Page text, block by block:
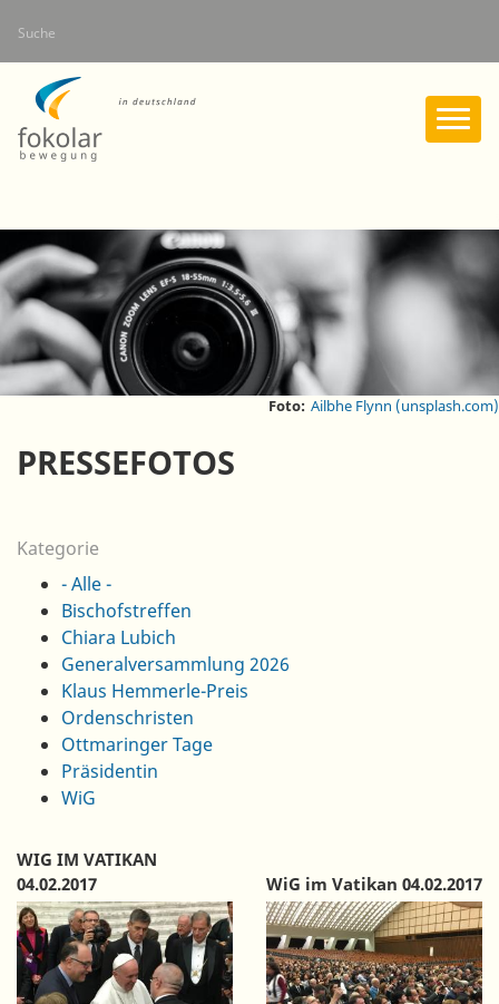
Inhalt
Suche
Foto: Ailbhe Flynn (unsplash.com)
PRESSEFOTOS
Kategorie
- Alle -
Bischofstreffen
Chiara Lubich
Generalversammlung 2026
Klaus Hemmerle-Preis
Ordenschristen
Ottmaringer Tage
Präsidentin
WiG
WIG IM VATIKAN
04.02.2017
WiG im Vatikan 04.02.2017